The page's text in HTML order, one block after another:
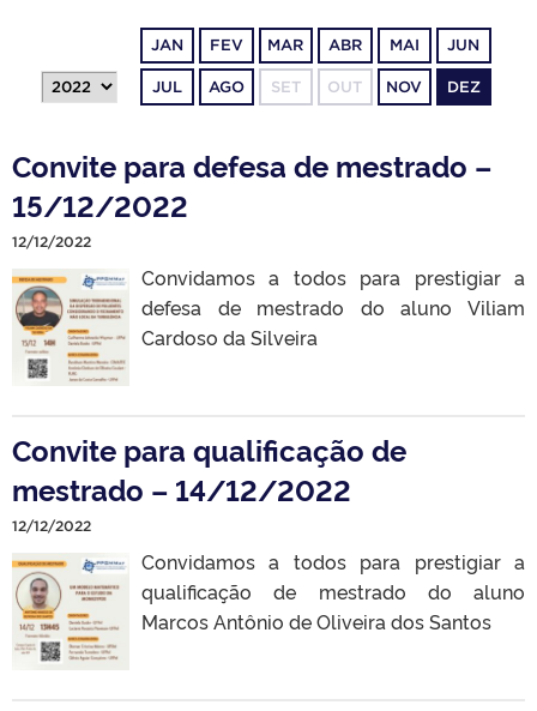
TELEFONES
JAN FEV MAR ABR MAI JUN
JUL AGO SET OUT NOV DEZ
Convite para defesa de mestrado –
15/12/2022
12/12/2022
Convidamos a todos para prestigiar a
defesa de mestrado do aluno Viliam
Cardoso da Silveira
Convite para qualificação de
mestrado – 14/12/2022
12/12/2022
Convidamos a todos para prestigiar a
qualificação de mestrado do aluno
Marcos Antônio de Oliveira dos Santos